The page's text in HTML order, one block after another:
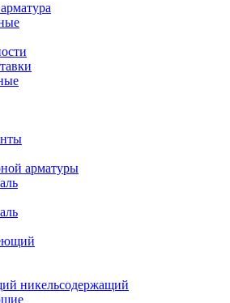
арматуры
никельсодержащий